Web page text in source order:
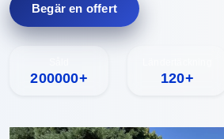
Begär en offert
200000+ 120+